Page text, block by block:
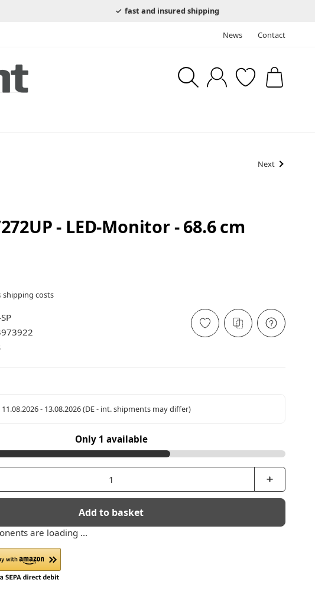
fast and insured shipping
News Contact
Next
- LED-Monitor - 68.6 cm
shipping costs
11.08.2026 - 13.08.2026(DE - int. shipments may differ)
Only 1 available
Add to basket
are loading ...